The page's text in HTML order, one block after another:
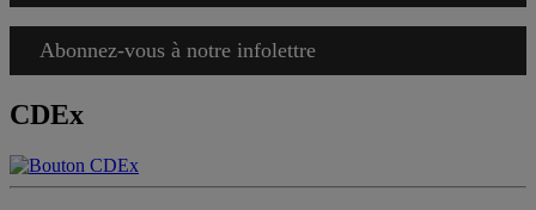
Abonnez-vous à notre infolettre
CDEx